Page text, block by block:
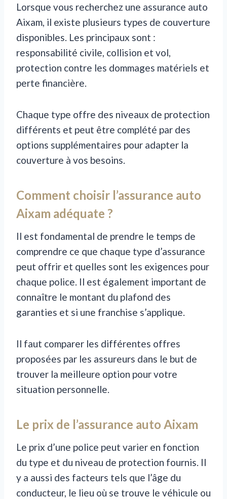
Lorsque vous recherchez une assurance auto
Aixam, il existe plusieurs types de couverture
disponibles. Les principaux sont :
responsabilité civile, collision et vol,
protection contre les dommages matériels et
perte financière.
Chaque type offre des niveaux de protection
différents et peut être complété par des
options supplémentaires pour adapter la
couverture à vos besoins.
Comment choisir l’assurance auto
Aixam adéquate ?
Il est fondamental de prendre le temps de
comprendre ce que chaque type d’assurance
peut offrir et quelles sont les exigences pour
chaque police. Il est également important de
connaître le montant du plafond des
garanties et si une franchise s’applique.
Il faut comparer les différentes offres
proposées par les assureurs dans le but de
trouver la meilleure option pour votre
situation personnelle.
Le prix de l’assurance auto Aixam
Le prix d’une police peut varier en fonction
du type et du niveau de protection fournis. Il
y a aussi des facteurs tels que l’âge du
conducteur, le lieu où se trouve le véhicule ou